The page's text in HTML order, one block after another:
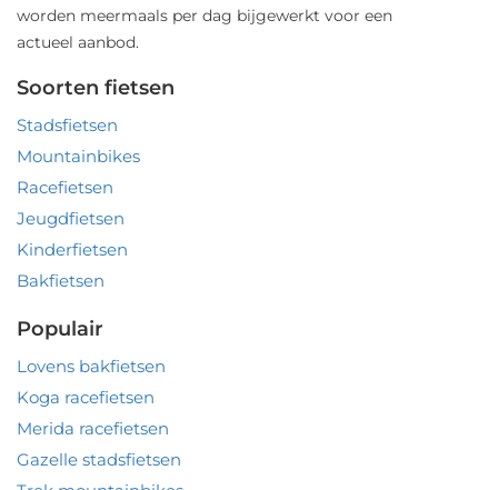
worden meermaals per dag bijgewerkt voor een
actueel aanbod.
Soorten fietsen
Stadsfietsen
Mountainbikes
Racefietsen
Jeugdfietsen
Kinderfietsen
Bakfietsen
Populair
Lovens bakfietsen
Koga racefietsen
Merida racefietsen
Gazelle stadsfietsen